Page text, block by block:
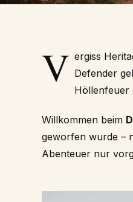
V ergiss
Defender
Höllenfeuer
Willkommen beim
geworfen wurde –
Abenteuer nur